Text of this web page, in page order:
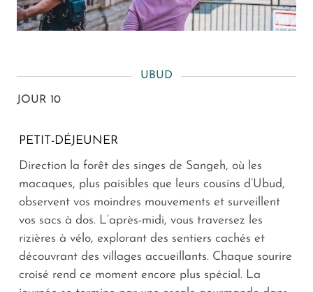
UBUD
JOUR 10
PETIT-DÉJEUNER
Direction la forêt des singes de Sangeh, où les
macaques, plus paisibles que leurs cousins d’Ubud,
observent vos moindres mouvements et surveillent
vos sacs à dos. L’après-midi, vous traversez les
rizières à vélo, explorant des sentiers cachés et
découvrant des villages accueillants. Chaque sourire
croisé rend ce moment encore plus spécial. La